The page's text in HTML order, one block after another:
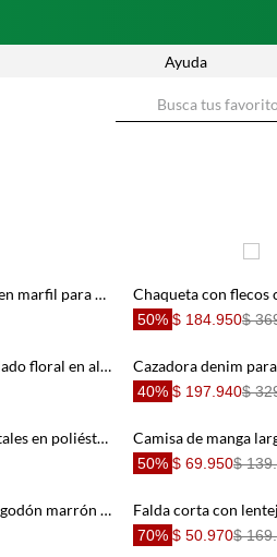
Ayuda
Camiseta boxy con mangas caídas en marfil para mujer Chaqueta con flecos
50% $ 184.950$
Bermuda tradicional con borde calado floral en algodón blanco para mujer
40% $ 197.940$
Chaleco fit relajado con lazos frontales en poliéster beige para mujer
50% $ 69.950$
Vestido corto con falda globo en algodón marrón estampado para mujer Falda corta con
70% $ 50.970$